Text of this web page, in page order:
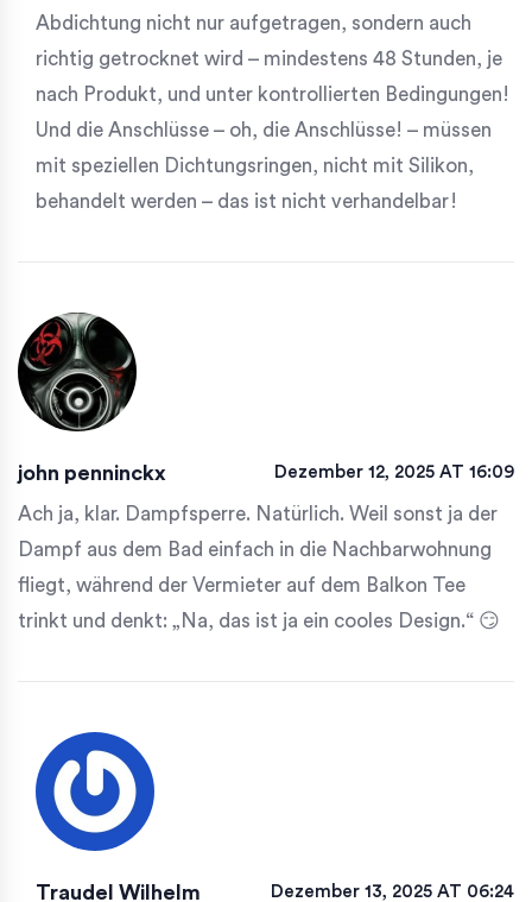
Abdichtung nicht nur aufgetragen, sondern auch
richtig getrocknet wird – mindestens 48 Stunden, je
nach Produkt, und unter kontrollierten Bedingungen!
Und die Anschlüsse – oh, die Anschlüsse! – müssen
mit speziellen Dichtungsringen, nicht mit Silikon,
behandelt werden – das ist nicht verhandelbar!
john penninckx Dezember 12, 2025 AT 16:09
Ach ja, klar. Dampfsperre. Natürlich. Weil sonst ja der
Dampf aus dem Bad einfach in die Nachbarwohnung
fliegt, während der Vermieter auf dem Balkon Tee
trinkt und denkt: „Na, das ist ja ein cooles Design.“ 😏
Traudel Wilhelm Dezember 13, 2025 AT 06:24